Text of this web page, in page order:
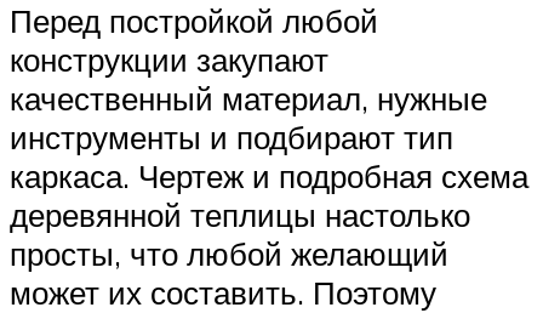
Перед постройкой любой
конструкции закупают
качественный материал, нужные
инструменты и подбирают тип
каркаса. Чертеж и подробная схема
деревянной теплицы настолько
просты, что любой желающий
может их составить. Поэтому